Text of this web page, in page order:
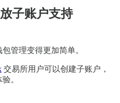
子账户支持
包管理变得更加简单。
交易所用户可以创建子账户，
。